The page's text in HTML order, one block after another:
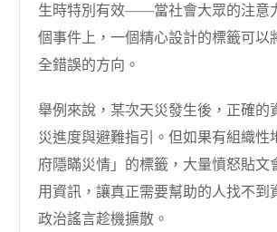
生時特別有效——當社會大眾的注意
個事件上，一個精心設計的標籤可以
全錯誤的方向。
舉例來說，某次天災發生後，正確的
災進度與避難指引。但如果有組織性
府隱瞞災情」的標籤，大量憤怒貼文
用資訊，讓真正需要幫助的人找不到
政治謠言趁機擴散。